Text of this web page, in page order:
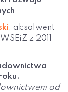
, absolwent
z 2011
od